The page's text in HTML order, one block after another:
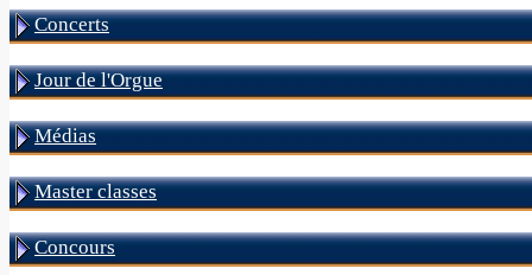
Concerts
Jour de l'Orgue
Médias
Master classes
Concours